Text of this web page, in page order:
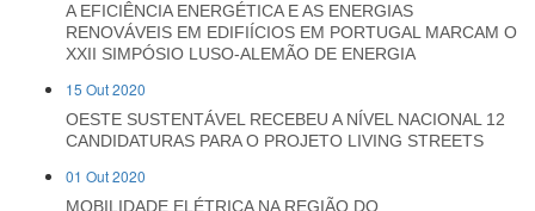
A EFICIÊNCIA ENERGÉTICA E AS ENERGIAS
RENOVÁVEIS EM EDIFIÍCIOS EM PORTUGAL MARCAM O
XXII SIMPÓSIO LUSO-ALEMÃO DE ENERGIA
15 Out 2020
OESTE SUSTENTÁVEL RECEBEU A NÍVEL NACIONAL 12
CANDIDATURAS PARA O PROJETO LIVING STREETS
01 Out 2020
MOBILIDADE ELÉTRICA NA REGIÃO DO